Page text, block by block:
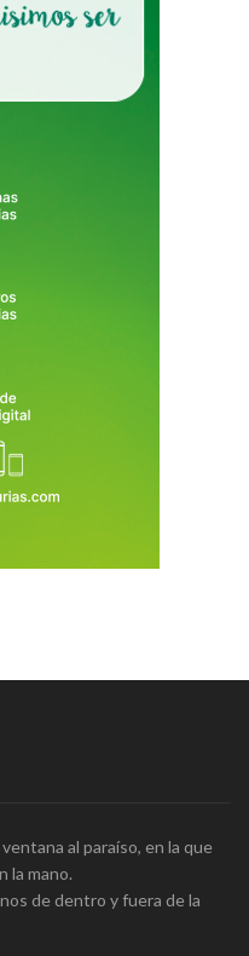
al paraíso, en la que
la mano.
de dentro y fuera de la